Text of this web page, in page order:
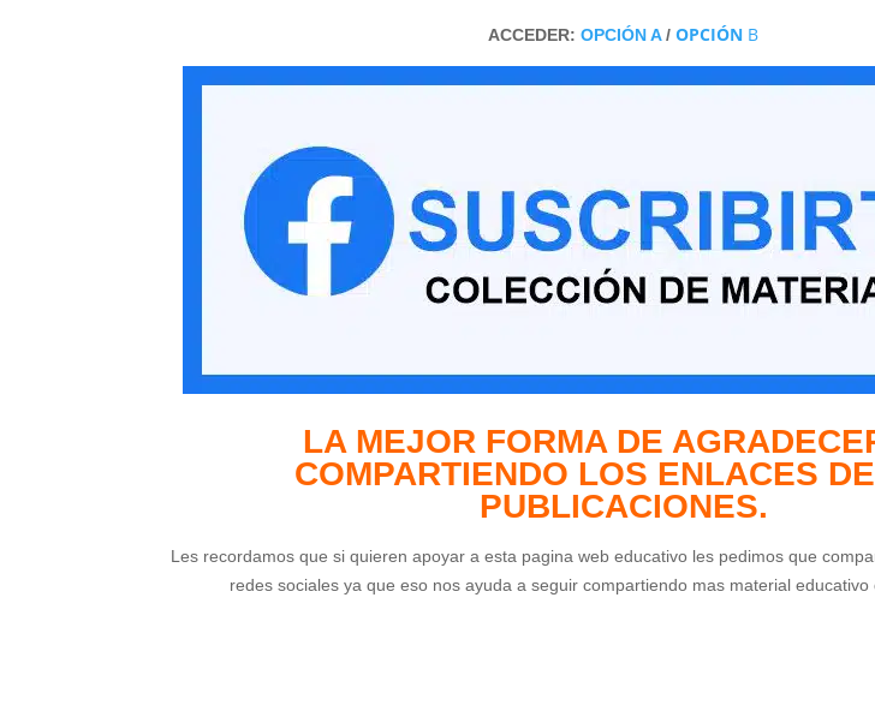
ACCEDER:OPCIÓN A/OPCIÓN B
LA MEJOR FORMA DE
COMPARTIENDO LOS ENLACES
PUBLICACIONES.
Les recordamos que si quieren apoyar a esta pagina web educativo les pedimos que
redes sociales ya que eso nos ayuda a seguir compartiendo mas material educativo